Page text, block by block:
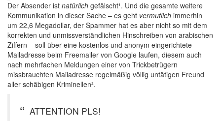
Der Absender ist natürlich gefälscht¹. Und die gesamte weitere
Kommunikation in dieser Sache – es geht vermutlich immerhin
um 22,6 Megadollar, der Spammer hat es aber nicht so mit dem
korrekten und unmissverständlichen Hinschreiben von arabischen
Ziffern – soll über eine kostenlos und anonym eingerichtete
Mailadresse beim Freemailer von Google laufen, diesem auch
nach mehrfachen Meldungen einer von Trickbetrügern
missbrauchten Mailadresse regelmäßig völlig untätigen Freund
aller schäbigen Kriminellen².
ATTENTION PLS!